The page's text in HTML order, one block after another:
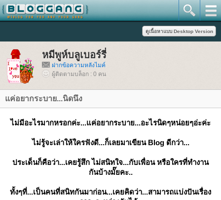
หมีพูห์บลูเบอร์รี่
ฝากข้อความหลังไมค์
ผู้ติดตามบล็อก : 0 คน
ค่อยากระบาย...นิดนึง
ไม่มีอะไรมากหรอกค่ะ...แค่อยากระบาย...อะไรนิดๆหน่อยๆอ่ะค่ะ
ไม่รู้จะเล่าให้ใครฟังดี...ก็เลยมาเขียน Blog ดีกว่า...
ประเด็นก็คือว่า...เคยรู้สึก ไม่สนิทใจ...กับเพื่อน หรือใครที่ทำงาน
กันบ้างมั๊ยคะ..
ทั้งๆที่...เป็นคนที่สนิทกันมาก่อน...เคยคิดว่า...สามารถแบ่งปันเรื่อง